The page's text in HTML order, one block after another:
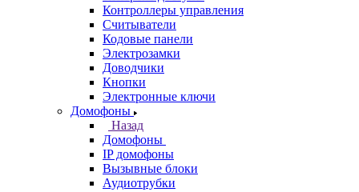
Контроллеры управления
Считыватели
Кодовые панели
Электрозамки
Доводчики
Кнопки
Электронные ключи
Домофоны
Назад
Домофоны
IP домофоны
Вызывные блоки
Аудиотрубки